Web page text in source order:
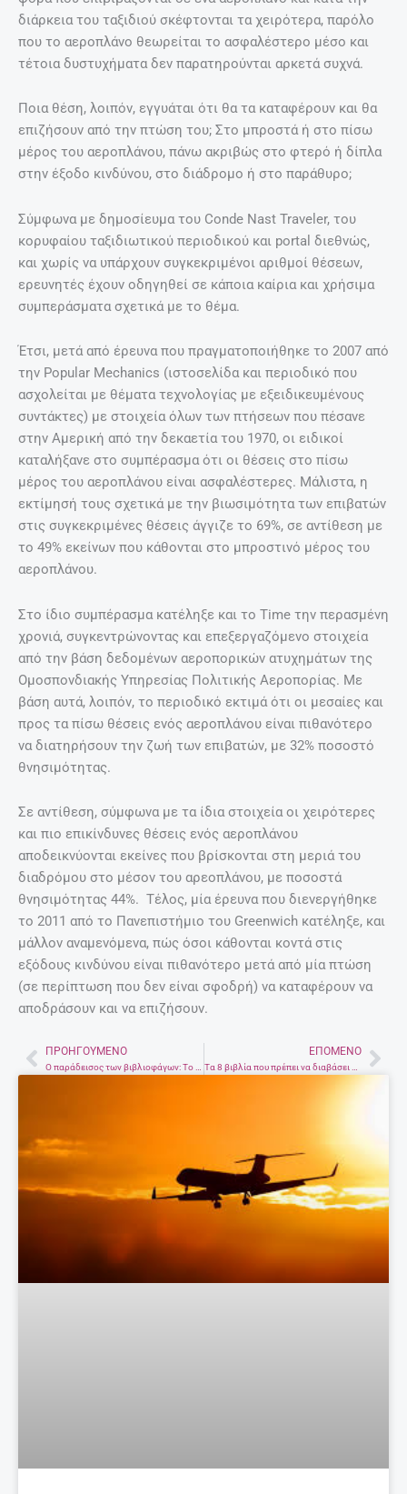
διάρκεια του ταξιδιού σκέφτονται τα χειρότερα, παρόλο
που το αεροπλάνο θεωρείται το ασφαλέστερο μέσο και
τέτοια δυστυχήματα δεν παρατηρούνται αρκετά συχνά.
Ποια θέση, λοιπόν, εγγυάται ότι θα τα καταφέρουν και θα
επιζήσουν από την πτώση του; Στο μπροστά ή στο πίσω
μέρος του αεροπλάνου, πάνω ακριβώς στο φτερό ή δίπλα
στην έξοδο κινδύνου, στο διάδρομο ή στο παράθυρο;
Σύμφωνα με δημοσίευμα του Conde Nast Traveler, του
κορυφαίου ταξιδιωτικού περιοδικού και portal διεθνώς,
και χωρίς να υπάρχουν συγκεκριμένοι αριθμοί θέσεων,
ερευνητές έχουν οδηγηθεί σε κάποια καίρια και χρήσιμα
συμπεράσματα σχετικά με το θέμα.
Έτσι, μετά από έρευνα που πραγματοποιήθηκε το 2007 από
την Popular Mechanics (ιστοσελίδα και περιοδικό που
ασχολείται με θέματα τεχνολογίας με εξειδικευμένους
συντάκτες) με στοιχεία όλων των πτήσεων που πέσανε
στην Αμερική από την δεκαετία του 1970, οι ειδικοί
καταλήξανε στο συμπέρασμα ότι οι θέσεις στο πίσω
μέρος του αεροπλάνου είναι ασφαλέστερες. Μάλιστα, η
εκτίμησή τους σχετικά με την βιωσιμότητα των επιβατών
στις συγκεκριμένες θέσεις άγγιζε το 69%, σε αντίθεση με
το 49% εκείνων που κάθονται στο μπροστινό μέρος του
αεροπλάνου.
Στο ίδιο συμπέρασμα κατέληξε και το Time την περασμένη
χρονιά, συγκεντρώνοντας και επεξεργαζόμενο στοιχεία
από την βάση δεδομένων αεροπορικών ατυχημάτων της
Ομοσπονδιακής Υπηρεσίας Πολιτικής Αεροπορίας. Με
βάση αυτά, λοιπόν, το περιοδικό εκτιμά ότι οι μεσαίες και
προς τα πίσω θέσεις ενός αεροπλάνου είναι πιθανότερο
να διατηρήσουν την ζωή των επιβατών, με 32% ποσοστό
θνησιμότητας.
Σε αντίθεση, σύμφωνα με τα ίδια στοιχεία οι χειρότερες
και πιο επικίνδυνες θέσεις ενός αεροπλάνου
αποδεικνύονται εκείνες που βρίσκονται στη μεριά του
διαδρόμου στο μέσον του αρεοπλάνου, με ποσοστά
θνησιμότητας 44%. Τέλος, μία έρευνα που διενεργήθηκε
το 2011 από το Πανεπιστήμιο του Greenwich κατέληξε, και
μάλλον αναμενόμενα, πώς όσοι κάθονται κοντά στις
εξόδους κινδύνου είναι πιθανότερο μετά από μία πτώση
(σε περίπτωση που δεν είναι σφοδρή) να καταφέρουν να
αποδράσουν και να επιζήσουν.
Prev
ΠΡΟΗΓΟΎΜΕΝΟ ΕΠΌΜΕΝΟ